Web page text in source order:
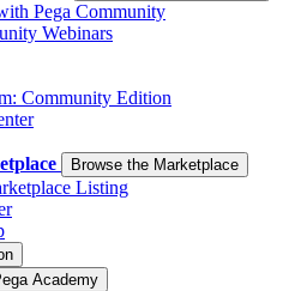
Pega Community
Webinars
Community Edition
Browse the Marketplace
Listing
Academy